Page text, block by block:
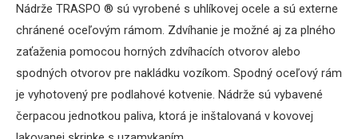
Nádrže TRASPO ® sú vyrobené s uhlíkovej ocele a sú externe
chránené oceľovým rámom. Zdvíhanie je možné aj za plného
zaťaženia pomocou horných zdvíhacích otvorov alebo
spodných otvorov pre nakládku vozíkom. Spodný oceľový rám
je vyhotovený pre podlahové kotvenie. Nádrže sú vybavené
čerpacou jednotkou paliva, ktorá je inštalovaná v kovovej